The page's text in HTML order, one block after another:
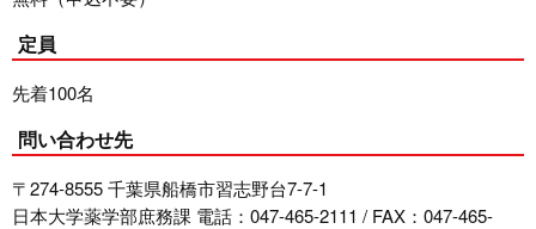
定員
先着100名
問い合わせ先
〒274-8555 千葉県船橋市習志野台7-7-1
日本大学薬学部庶務課 電話：047-465-2111 / FAX：047-465-